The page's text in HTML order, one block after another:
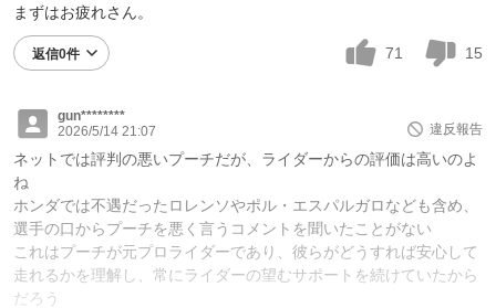
まずはお疲れさん。
返信0件 71 15
gun********
2026/5/14 21:07
違反報告
ネットでは評判の悪いプーチだが、ライダーからの評価は高いのよ
ね
ホンダでは不遇だったロレンソやポル・エスパルガロなども含め、
選手の口からプーチを悪く言うコメントを聞いたことがない
これはプーチが元プロライダーであり、彼らがどうすれば安心して
走れるかを理解し、常にライダーの望むサポートを続けていたから
だろう